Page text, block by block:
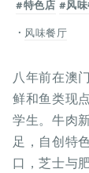
#特色店 #风
风味餐厅
八年前在澳
鲜和鱼类现
学生。牛肉
足，自创特
口，芝士与